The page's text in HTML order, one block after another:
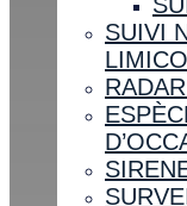
SUIVI